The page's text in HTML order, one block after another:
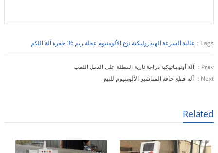
Tags： عالية السرعة الهيدروليكية نوع الألومنيوم عجلة ريم 36 حفرة آلة اللكم
Prev：
آلة أوتوماتيكية دراجة نارية المطلة على الدمل الثقب
Next：
آلة قطع حافة المناشير الألومنيوم للبيع
Related